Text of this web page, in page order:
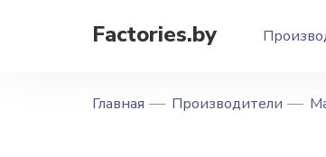
Factories.by
Главная Производители